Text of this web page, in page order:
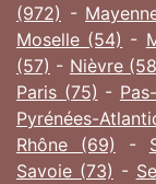
(972) -
Moselle (54) -
(57) - Nièvre
Paris (75) -
Pyrénées-
Rhône (69) -
Savoie (73) -